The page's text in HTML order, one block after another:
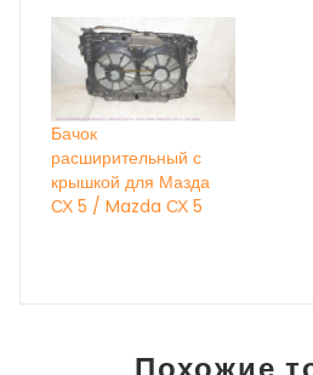
Бачок
расширительный с
крышкой для Мазда
СХ 5 / Mazda СХ 5